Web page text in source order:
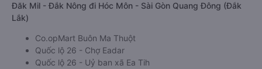
Đăk Mil - Đắk Nông đi Hóc Môn - Sài Gòn Quang Đông (Đắk
Lắk)
Co.opMart Buôn Ma Thuột
Quốc lộ 26 - Chợ Eadar
Quốc lộ 26 - Uỷ ban xã Ea Tih